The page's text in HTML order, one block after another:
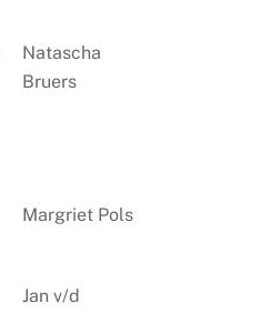
Natascha
Bruers
Margriet Pols
Jan v/d